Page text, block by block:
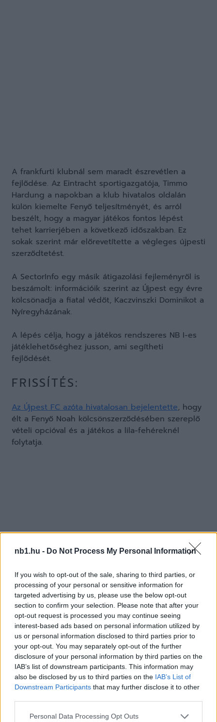
nb1.hu - Do Not Process My Personal Information
If you wish to opt-out of the sale, sharing to third parties, or
processing of your personal or sensitive information for
targeted advertising by us, please use the below opt-out
section to confirm your selection. Please note that after your
opt-out request is processed you may continue seeing
interest-based ads based on personal information utilized by
us or personal information disclosed to third parties prior to
your opt-out. You may separately opt-out of the further
disclosure of your personal information by third parties on the
IAB’s list of downstream participants. This information may
also be disclosed by us to third parties on the IAB’s List of
Downstream Participants that may further disclose it to other
Please note that this website/app uses one or more Google
Personal Data Processing Opt Outs
A frankfurti klubnál sem maradt észrevétlen a
fejlődése. Az Eintracht sportigazgatója, Timmo
Hardung a napokban a klub hivatalos oldalán
külön kiemelte Fenyő teljesítményét, és arról
beszélt, hogy a magyar játékos fontos lépést
tehet karrierjében a következő időszakban. Ez
sokak szerint már előrevetítette a végleges újpesti
szerződtetést.
A SectorInfo egy másik átigazolási fejleményről is
beszámolt: információik szerint az Újpest egy évre
kölcsönadja a fiatal védőt, Kaczvinszki Dominikot a
Nyíregyházának.
A lépés célja, hogy a játékos rendszeres NB I-es
játéklehetőséghez jusson, ami segítheti
fejlődését.
FRISSÍTÉS:
Az Újpest FC azóta hivatalosan bejelentette, hogy
élt a Fenyő Noah kölcsönszerződésében szereplő
vételi opcióval és a játékos a lila-fehéreknél
folytatja.